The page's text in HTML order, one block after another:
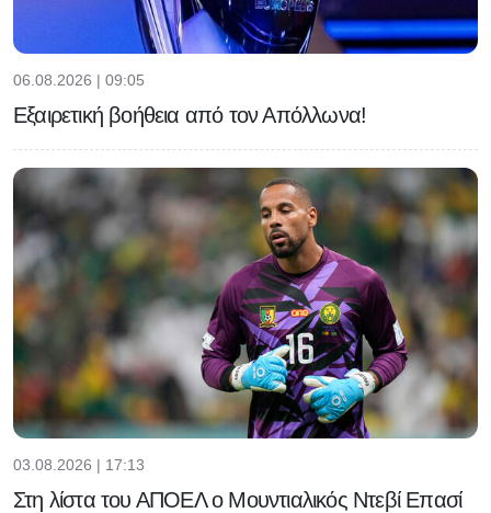
06.08.2026 | 09:05
Εξαιρετική βοήθεια από τον Απόλλωνα!
03.08.2026 | 17:13
Στη λίστα του ΑΠΟΕΛ ο Μουντιαλικός Ντεβί Επασί